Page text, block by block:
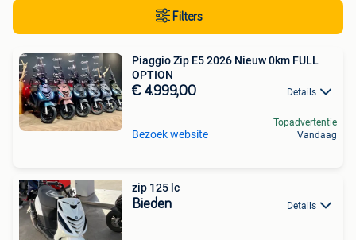
Filters
Piaggio Zip E5 2026 Nieuw 0km FULL
OPTION
€ 4.999,00 Details
Bezoek website
Topadvertentie
Vandaag
zip 125 lc
Bieden Details